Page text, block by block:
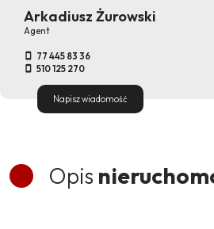
Arkadiusz Żurowski
Agent
77 445 83 36
510 125 270
Napisz wiadomość
Opis